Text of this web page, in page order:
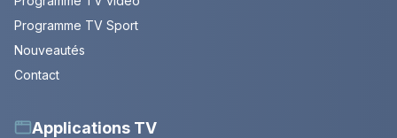
Programme TV Sport
Nouveautés
Contact
Applications TV